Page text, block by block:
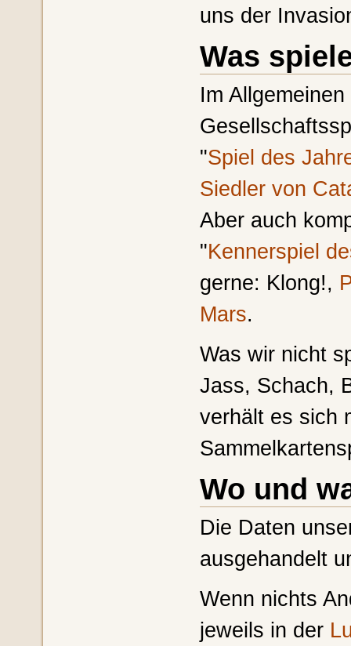
uns der
Was
Im
"Spiel des
Siedler von
Aber auch
"Kennerspiel
gerne: Klong!,
Mars.
Was wir nicht
Jass, Schach,
verhält es sich
Wo und
Die Daten
ausgehandelt
Wenn nichts
jeweils in der